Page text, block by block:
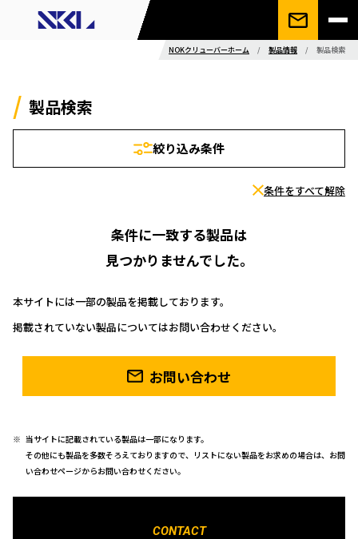
NOKクリューバーホーム / 製品情報 / 製品検索
製品検索
絞り込み条件
条件をすべて解除
条件に一致する製品は
見つかりませんでした。
本サイトには一部の製品を掲載しております。
掲載されていない製品についてはお問い合わせください。
お問い合わせ
当サイトに記載されている製品は一部になります。
その他にも製品を多数そろえておりますので、リストにない製品をお求めの場合は、お問
い合わせページからお問い合わせください。
CONTACT